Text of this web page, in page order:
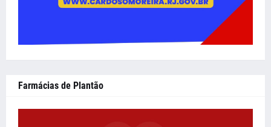
Farmácias de Plantão